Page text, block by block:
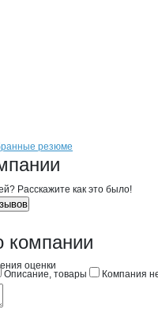
Искра
резюме
ООО
Расскажите как это было!
компании
оценки
связи о
Описание, товары Компания